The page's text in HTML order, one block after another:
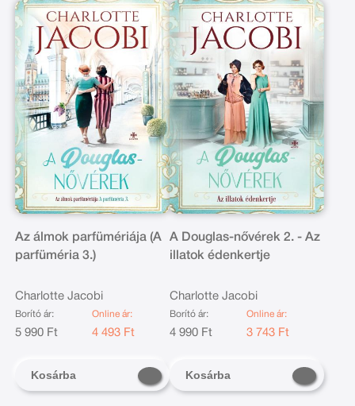
Az álmok parfümériája (A
parfüméria 3.)
Charlotte Jacobi
Borító ár:
5 990 Ft
Online ár:
4 493 Ft
Kosárba
A Douglas-nővérek 2. - Az
illatok édenkertje
Charlotte Jacobi
Borító ár:
4 990 Ft
Online ár:
3 743 Ft
Kosárba